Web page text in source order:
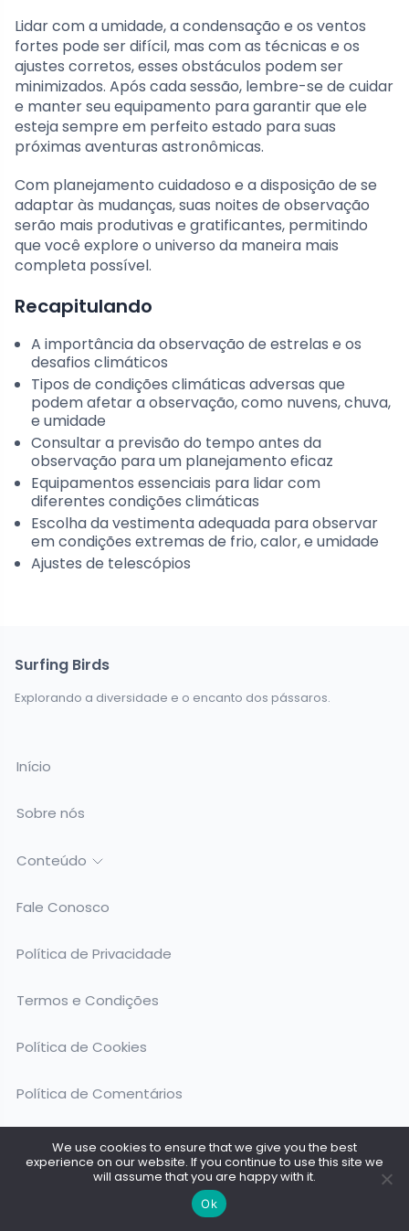
Lidar com a umidade, a condensação e os ventos
fortes pode ser difícil, mas com as técnicas e os
ajustes corretos, esses obstáculos podem ser
minimizados. Após cada sessão, lembre-se de cuidar
e manter seu equipamento para garantir que ele
esteja sempre em perfeito estado para suas
próximas aventuras astronômicas.
Com planejamento cuidadoso e a disposição de se
adaptar às mudanças, suas noites de observação
serão mais produtivas e gratificantes, permitindo
que você explore o universo da maneira mais
completa possível.
Recapitulando
A importância da observação de estrelas e os
desafios climáticos
Tipos de condições climáticas adversas que
podem afetar a observação, como nuvens, chuva,
e umidade
Consultar a previsão do tempo antes da
observação para um planejamento eficaz
Equipamentos essenciais para lidar com
diferentes condições climáticas
Escolha da vestimenta adequada para observar
em condições extremas de frio, calor, e umidade
Ajustes de telescópios
Surfing Birds
Explorando a diversidade e o encanto dos pássaros.
Início
Sobre nós
Conteúdo
Fale Conosco
Política de Privacidade
Termos e Condições
Política de Cookies
Política de Comentários
Isenção de Responsabilidade
Políticas do Site
We use cookies to ensure that we give you the best
experience on our website. If you continue to use this site we
will assume that you are happy with it.
Ok